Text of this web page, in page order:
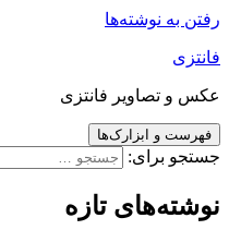
رفتن به نوشته‌ها
فانتزی
عکس و تصاویر فانتزی
فهرست و ابزارک‌ها
جستجو برای:
نوشته‌های تازه